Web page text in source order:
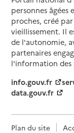
personnes
proches, créé
vieillissement. Il
de l'autonomie,
partenaires
l'information des
info.gouv.fr
data.gouv.fr
Plan du site